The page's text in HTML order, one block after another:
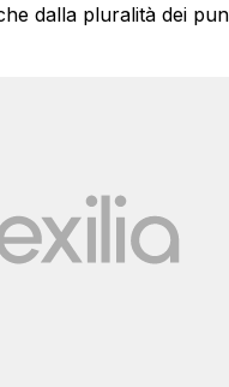
dalla pluralità dei